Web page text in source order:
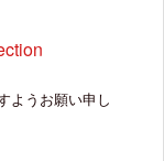
ようお願い申し